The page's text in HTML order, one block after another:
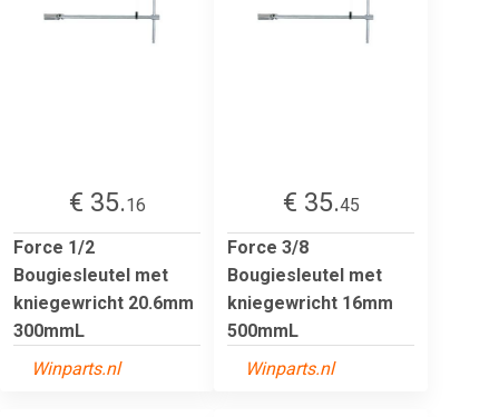
€ 35.16
Force 1/2
Bougiesleutel met
kniegewricht 20.6mm
300mmL
Winparts.nl
€ 35.45
Force 3/8
Bougiesleutel met
kniegewricht 16mm
500mmL
Winparts.nl